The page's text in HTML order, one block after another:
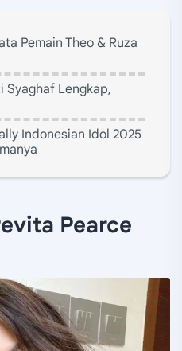
Pemain Theo & Ruza
Syaghaf Lengkap,
Indonesian Idol 2025
Pearce